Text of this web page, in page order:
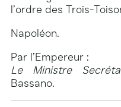
l’ordre des Trois-
Napoléon.
Par l’Empereur :
Le Ministre
Bassano.